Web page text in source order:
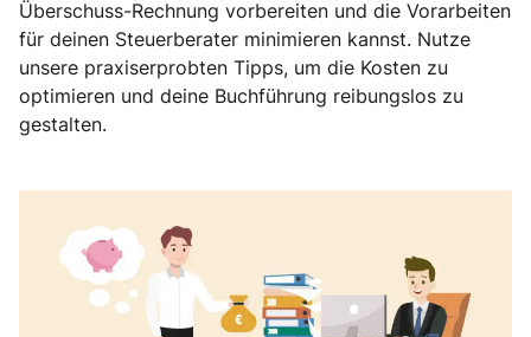
Überschuss-Rechnung vorbereiten und die Vorarbeiten
für deinen Steuerberater minimieren kannst. Nutze
unsere praxiserprobten Tipps, um die Kosten zu
optimieren und deine Buchführung reibungslos zu
gestalten.